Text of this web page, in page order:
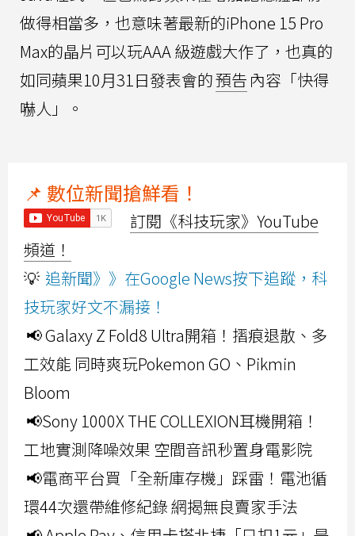
做得相當多，也意味著最新的iPhone 15 Pro
Max的晶片可以玩AAA 級遊戲大作了，也真的
如同蘋果10月31日發表會的預告 內容「快得
嚇人」。
📌 數位新聞搶鮮看！
訂閱《科技玩家》YouTube
頻道！
💡 追新聞》》在Google News按下追蹤，科
技玩家好文不漏接！
📢 Galaxy Z Fold8 Ultra開箱！摺痕退散、多
工效能 同時爽玩Pokemon GO、Pikmin
Bloom
📢Sony 1000X THE COLLEXION耳機開箱！
工地實測降噪效果 空間音訊秒置身電影院
📢電商平台買「全新庫存機」踩雷！電池循
環44次還帶維修紀錄 網揭無良賣家手法